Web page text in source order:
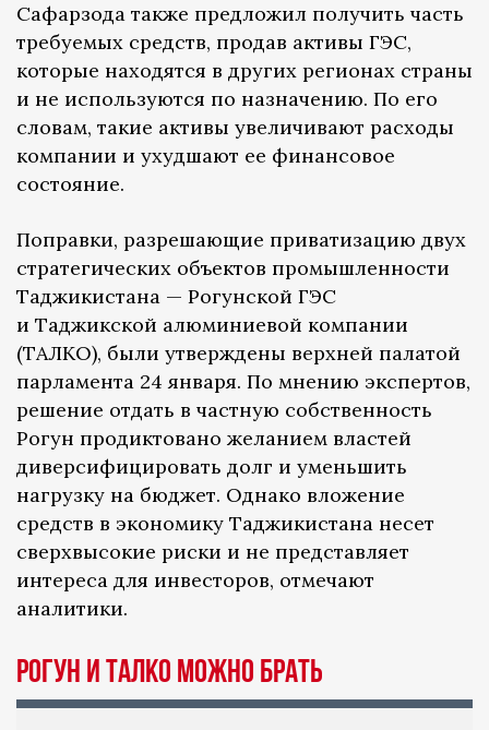
Сафарзода также предложил получить часть
требуемых средств, продав активы ГЭС,
которые находятся в других регионах страны
и не используются по назначению. По его
словам, такие активы увеличивают расходы
компании и ухудшают ее финансовое
состояние.
Поправки, разрешающие приватизацию двух
стратегических объектов промышленности
Таджикистана — Рогунской ГЭС
и Таджикской алюминиевой компании
(ТАЛКО), были утверждены верхней палатой
парламента 24 января. По мнению экспертов,
решение отдать в частную собственность
Рогун продиктовано желанием властей
диверсифицировать долг и уменьшить
нагрузку на бюджет. Однако вложение
средств в экономику Таджикистана несет
сверхвысокие риски и не представляет
интереса для инвесторов, отмечают
аналитики.
Рогун и ТАЛКО можно брать